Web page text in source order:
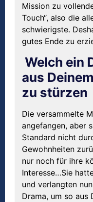
Mission zu
Touch“, also die
schwierigste.
gutes Ende zu
Welch ein
aus
zu stürzen
Die versammelte
angefangen, aber
Standard nicht
Gewohnheiten
nur noch für ihre
Interesse…Sie
und verlangten
Drama, um so aus